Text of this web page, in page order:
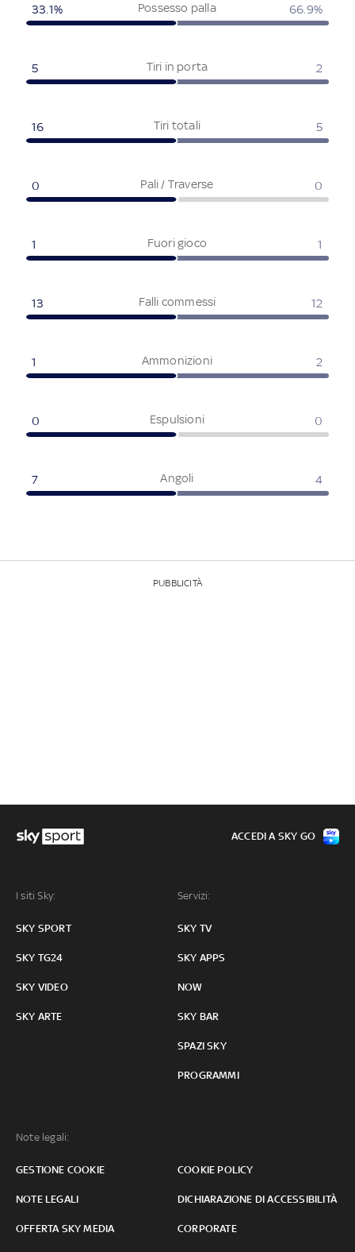
Possesso palla
33.1% 66.9%
Tiri in porta
5 2
Tiri totali
16 5
Pali / Traverse
0 0
Fuori gioco
1 1
Falli commessi
13 12
Ammonizioni
1 2
Espulsioni
0 0
Angoli
7 4
PUBBLICITÀ
I siti Sky:
SKY SPORT
SKY TG24
SKY VIDEO
SKY ARTE
Servizi:
SKY TV
SKY APPS
NOW
SKY BAR
SPAZI SKY
PROGRAMMI
Note legali:
GESTIONE COOKIE COOKIE POLICY
NOTE LEGALI DICHIARAZIONE DI ACCESSIBILITÀ
OFFERTA SKY MEDIA CORPORATE
ACCEDI A SKY GO